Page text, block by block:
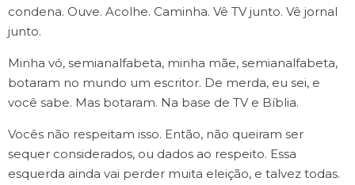
condena. Ouve. Acolhe. Caminha. Vê TV junto. Vê jornal
junto.
Minha vó, semianalfabeta, minha mãe, semianalfabeta,
botaram no mundo um escritor. De merda, eu sei, e
você sabe. Mas botaram. Na base de TV e Bíblia.
Vocês não respeitam isso. Então, não queiram ser
sequer considerados, ou dados ao respeito. Essa
esquerda ainda vai perder muita eleição, e talvez todas.